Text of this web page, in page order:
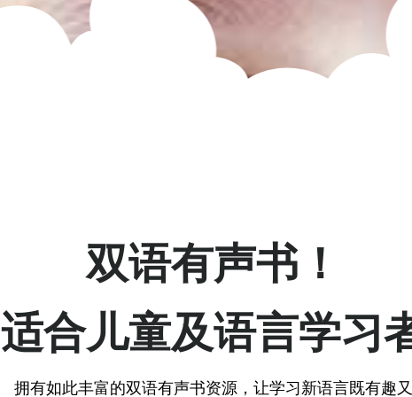
双语有声书！
适合儿童及语言学习
拥有如此丰富的双语有声书资源，让学习新语言既有趣又